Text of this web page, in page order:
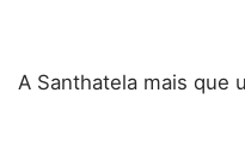
A Santhatela mais que